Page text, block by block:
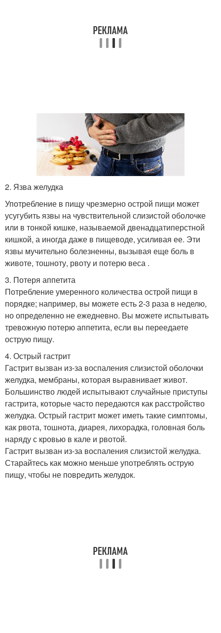
2. Язва желудка
Употребление в пищу чрезмерно острой пищи может
усугубить язвы на чувствительной слизистой оболочке
или в тонкой кишке, называемой двенадцатиперстной
кишкой, а иногда даже в пищеводе, усиливая ее. Эти
язвы мучительно болезненны, вызывая еще боль в
животе, тошноту, рвоту и потерю веса .
3. Потеря аппетита
Потребление умеренного количества острой пищи в
порядке; например, вы можете есть 2-3 раза в неделю,
но определенно не ежедневно. Вы можете испытывать
тревожную потерю аппетита, если вы переедаете
острую пищу.
4. Острый гастрит
Гастрит вызван из-за воспаления слизистой оболочки
желудка, мембраны, которая выравнивает живот.
Большинство людей испытывают случайные приступы
гастрита, которые часто передаются как расстройство
желудка. Острый гастрит может иметь такие симптомы,
как рвота, тошнота, диарея, лихорадка, головная боль
наряду с кровью в кале и рвотой.
Гастрит вызван из-за воспаления слизистой желудка.
Старайтесь как можно меньше употреблять острую
пищу, чтобы не повредить желудок.